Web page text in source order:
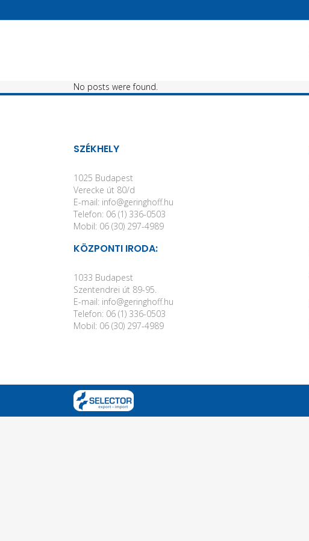
No posts were found.
SZÉKHELY
1025 Budapest
Verecke út 80/d
E-mail: info@geringhoff.hu
Telefon: 06 (1) 336-0503
Mobil: 06 (30) 297-4989
KÖZPONTI IRODA:
1033 Budapest
Szentendrei út 89-95.
E-mail: info@geringhoff.hu
Telefon: 06 (1) 336-0503
Mobil: 06 (30) 297-4989